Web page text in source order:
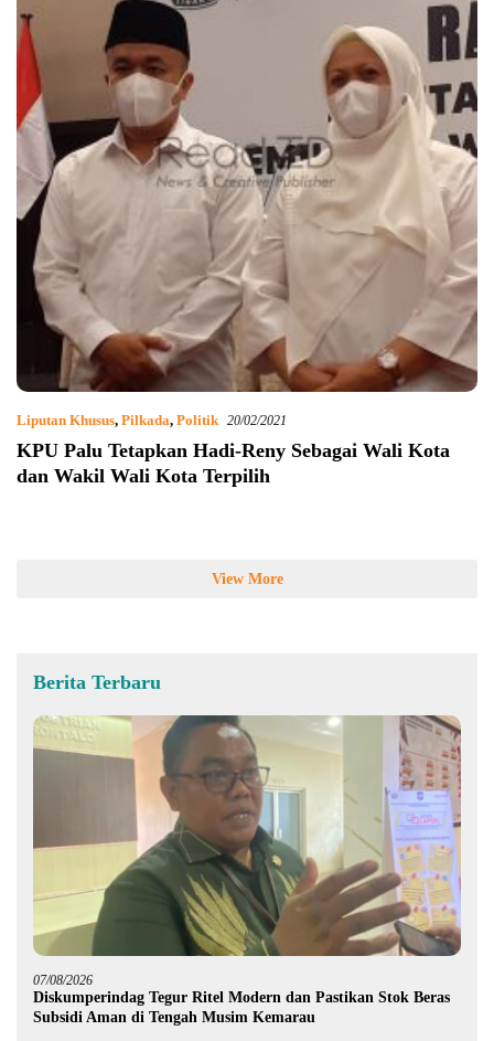
Liputan Khusus, Pilkada, Politik 20/02/2021
KPU Palu Tetapkan Hadi-Reny Sebagai Wali Kota
dan Wakil Wali Kota Terpilih
View More
Berita Terbaru
07/08/2026
Diskumperindag Tegur Ritel Modern dan Pastikan Stok Beras
Subsidi Aman di Tengah Musim Kemarau